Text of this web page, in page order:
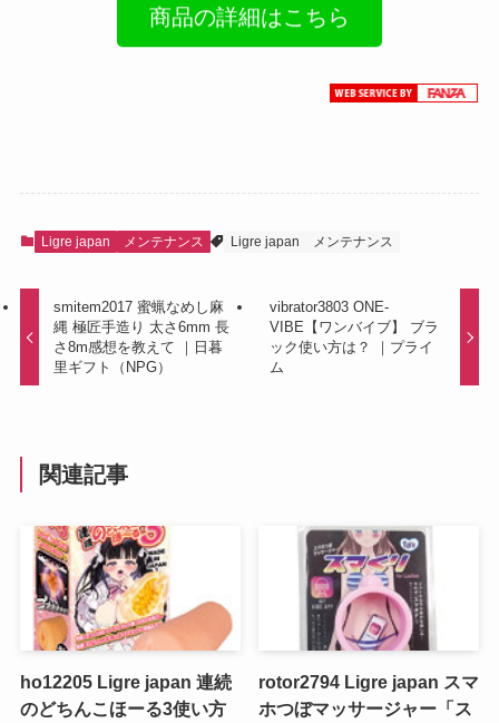
商品の詳細はこちら
Ligre japan メンテナンス Ligre japan メンテナンス
smitem2017 蜜蝋なめし麻
縄 極匠手造り 太さ6mm 長
さ8m感想を教えて ｜日暮
里ギフト（NPG）
vibrator3803 ONE-
VIBE【ワンバイブ】 ブラ
ック使い方は？ ｜プライ
ム
関連記事
ho12205 Ligre japan 連続
のどちんこほーる3使い方
rotor2794 Ligre japan スマ
ホつぼマッサージャー「ス